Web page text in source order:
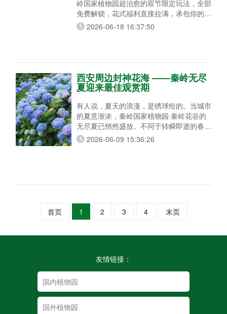
岭国家植物园超治愈的双节限定玩法，全部
免费解锁，花式福利直接拉满，承包你的趣
味假期！ 远离城市人山人海的拥挤人潮，
带父母钻进秦岭的满目青绿里，沉浸式玩转
满，好玩、治愈又出片！ 一、香囊DIY自由
｜亲手缝制山野端午氛围感 活动时间：
9:00-16:00 活
2026-06-18 16:37:50
西安周边封神花海 ——秦岭无尽
夏迎来最佳观赏期
有人说，夏天的浪漫，是绣球给的。当城市
的夏意渐浓，秦岭国家植物园·秦岭花谷的
无尽夏已悄然盛放。不同于转瞬即逝的春日
繁花，它是独属于盛夏的温柔——花开无绝
期，浪漫夏无尽。从初夏浅浅绽放，一直绵
何秦岭这片花海能伴我们走过整夏？秘诀便
2026-06-09 15:36:26
首页 1 2 3 4 末页
友情链接：